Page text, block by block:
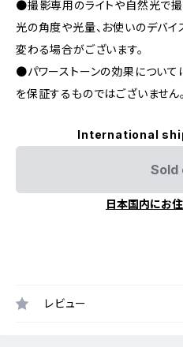
●撮影専用のライトや自然光で撮
光の角度や光量、お使いのデバ
変わる場合がございます。
●パワーストーンの効果について
を保証するものではございません。
International
Sold
日本国内にお
レビュー